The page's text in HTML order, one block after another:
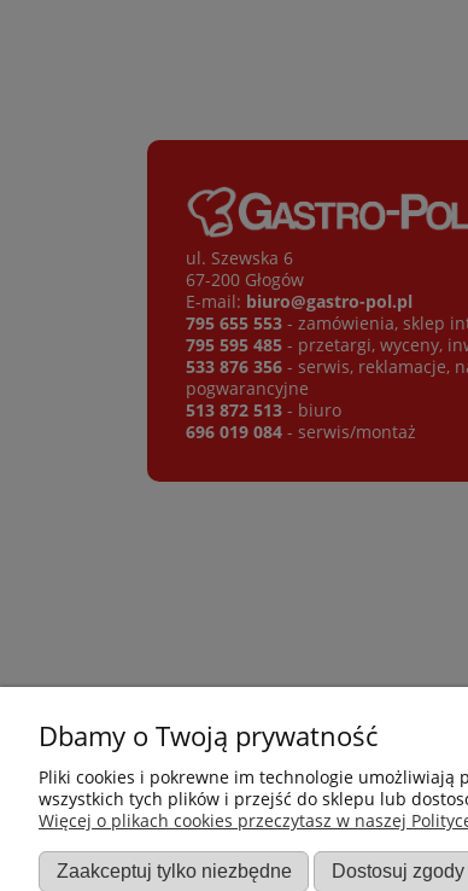
ul. Szewska 6
67-200 Głogów
E-mail: biuro@gastro-pol.pl
795 655 553 - zamówienia, sklep
795 595 485 - przetargi, wyceny,
533 876 356 - serwis, reklamacje,
pogwarancyjne
513 872 513 - biuro
696 019 084 - serwis/montaż
Jak kupować?
Nowości
Dane firmy
Dbamy o Twoją prywatność
Pliki cookies i pokrewne im technologie umożliwiają
wszystkich tych plików i przejść do sklepu lub
Więcej o plikach cookies przeczytasz w naszej
Zaakceptuj tylko niezbędne Dostosuj zgody